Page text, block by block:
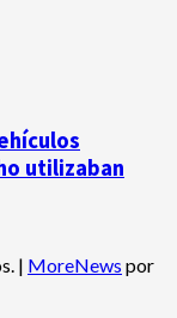
utilizaban
| MoreNews por